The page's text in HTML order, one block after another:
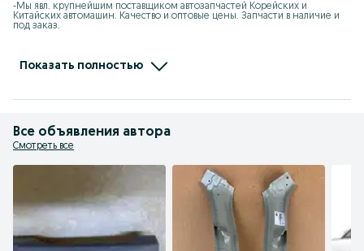
-Мы явл. крупнейшим поставщиком автозапчастей Корейских и
Китайских автомашин. Качество и оптовые цены. Запчасти в наличие и
под заказ.
- Действует покупка в рассрочку.
Показать полностью
Все объявления автора
Смотреть все